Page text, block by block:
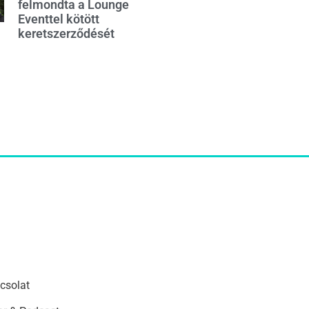
felmondta a Lounge
Eventtel kötött
keretszerződését